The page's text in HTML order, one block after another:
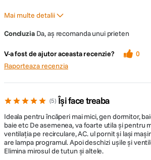
Mai multe detalii
ConcluziaDa, aș recomanda unui prieten
V-a fost de ajutor aceasta recenzie? 0
Raporteaza recenzia
5 Își face treaba
Ideala pentru încăperi mai mici, gen dormitor,
baie etc De asemenea, va foarte utila și pentru
ventilația pe recirculare, AC. ul pornit și lași
are lampa programul. Apoi deschizi ușile și
Elimina mirosul de tutun și altele.